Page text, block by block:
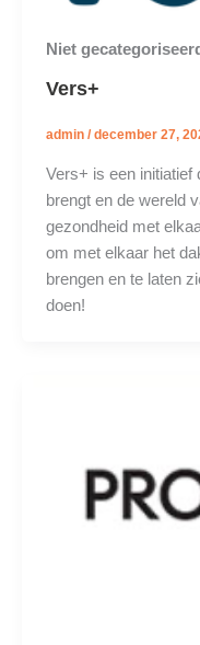
Niet gecategoriseerd
Vers+
admin /december 27,
Vers+ is een initiatief
brengt en de wereld
gezondheid met
om met elkaar het
brengen en te laten
doen!